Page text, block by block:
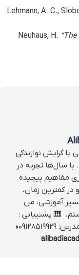
Lehmann, A. C.,
Neuhaus, H.
گرایش نوازندگی
با سال‌ها تجربه در
مفاهیم پیچیده
کمترین زمان،
آموزشی، من
🎹 پشتیبانی :